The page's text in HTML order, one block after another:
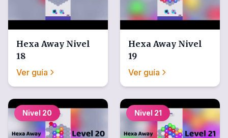
Hexa Away Nivel
18
Ver guía
Hexa Away Nivel
19
Ver guía
Nivel 20 Nivel 21